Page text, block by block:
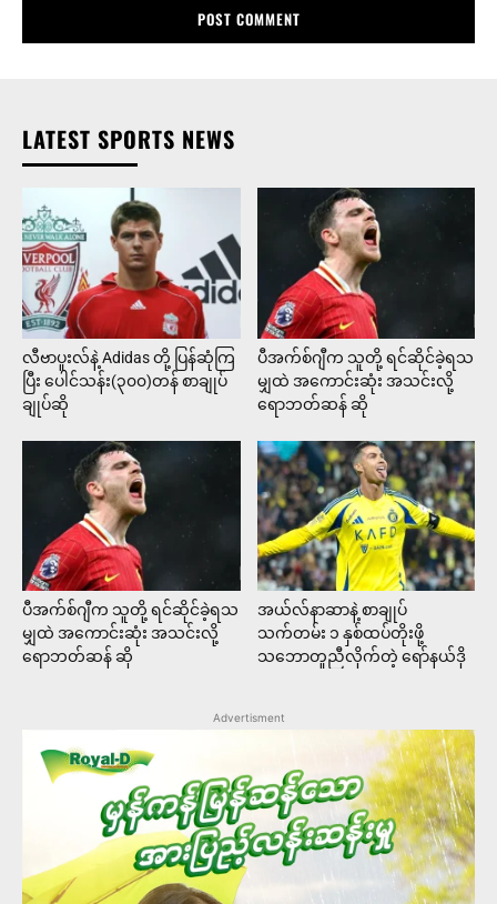
LATEST SPORTS NEWS
လီဗာပူးလ်နဲ့ Adidas တို့ ပြန်ဆုံကြ
ပြီး ပေါင်သန်း(၃၀၀)တန် စာချုပ်
ချုပ်ဆို
ပီအက်စ်ဂျီက သူတို့ ရင်ဆိုင်ခဲ့ရသ
မျှထဲ အကောင်းဆုံး အသင်းလို့
ရောဘတ်ဆန် ဆို
ပီအက်စ်ဂျီက သူတို့ ရင်ဆိုင်ခဲ့ရသ
မျှထဲ အကောင်းဆုံး အသင်းလို့
ရောဘတ်ဆန် ဆို
အယ်လ်နာဆာနဲ့ စာချုပ်
သက်တမ်း ၁ နှစ်ထပ်တိုးဖို့
သဘောတူညီလိုက်တဲ့ ရော်နယ်ဒို
Advertisment